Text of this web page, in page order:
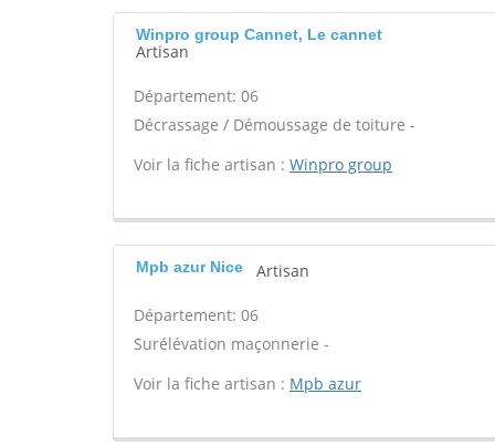
Winpro group Cannet, Le cannet
Artisan
Département: 06
Décrassage / Démoussage de toiture -
Voir la fiche artisan : Winpro group
Mpb azur Nice Artisan
Département: 06
Surélévation maçonnerie -
Voir la fiche artisan : Mpb azur